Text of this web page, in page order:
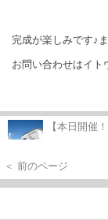
完成が楽しみです♪
お問い合わせはイト
【本日開催
＜ 前のページ